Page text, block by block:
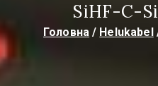
SiHF-C-Si
Головна Helukabel